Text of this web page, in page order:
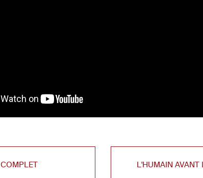
COMPLET L'HUMAIN AVANT